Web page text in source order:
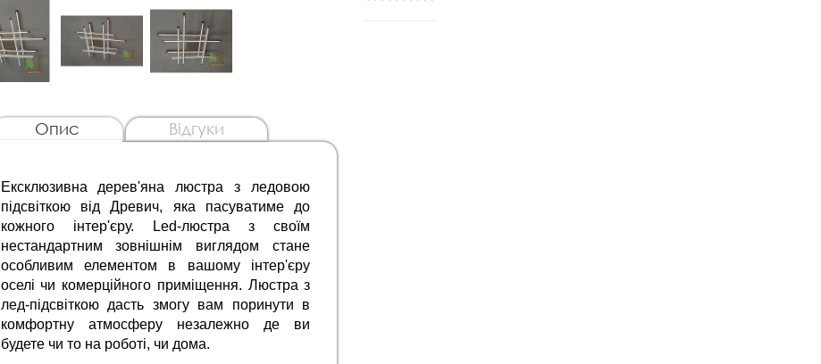
Опис Відгуки
Ексклюзивна дерев'яна люстра з ледовою
підсвіткою від Древич, яка пасуватиме до
кожного інтер'єру. Led-люстра з своїм
нестандартним зовнішнім виглядом стане
особливим елементом в вашому інтер'єру
оселі чи комерційного приміщення. Люстра з
лед-підсвіткою дасть змогу вам поринути в
комфортну атмосферу незалежно де ви
будете чи то на роботі, чи дома.